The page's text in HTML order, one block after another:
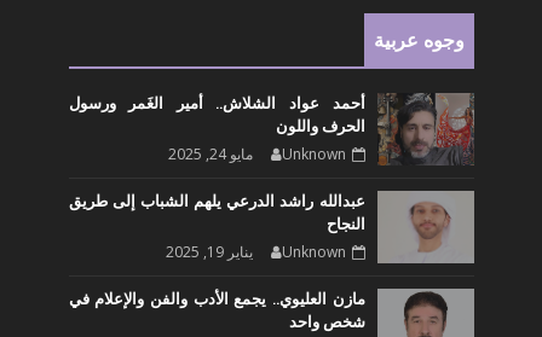
وجوه عربية
أحمد عواد الشلاش.. أمير الغَمر ورسول
الحرف واللون
Unknown مايو 24, 2025
عبدالله راشد الدرعي يلهم الشباب إلى طريق
النجاح
Unknown يناير 19, 2025
مازن العليوي.. يجمع الأدب والفن والإعلام في
شخص واحد